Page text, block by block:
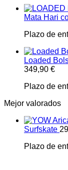
Mata Hari
Plazo de
Loaded
349,90 €
Plazo de
Mejor valorados
Surfskate
Plazo de